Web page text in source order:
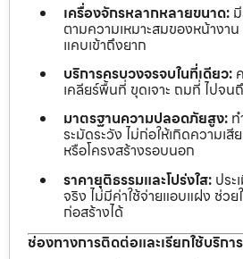
เครื่องจักรหลากหลายขนาด:
ตามความเหมาะสมของหน้าง
แคบเข้าถึงยาก
บริการครบวงจรจบในที่เดียว:
เคลียร์พื้นที่ ขุดเจาะ ถมที่ ไปจ
มาตรฐานความปลอดภัยสูง:
ระมัดระวัง ไม่ก่อให้เกิดความเ
หรือโครงสร้างรอบนอก
ราคายุติธรรมและโปร่งใส: ประ
จริง ไม่มีค่าใช้จ่ายแอบแฝง ช่
ก่อสร้างได้
ช่องทางการติดต่อและเรียกใช้บริการ